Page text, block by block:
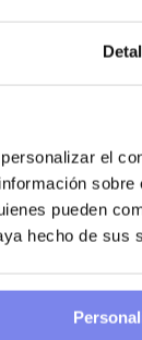
el
pueden
hecho de sus
selección de
sobre la
según la
personales
continuación: